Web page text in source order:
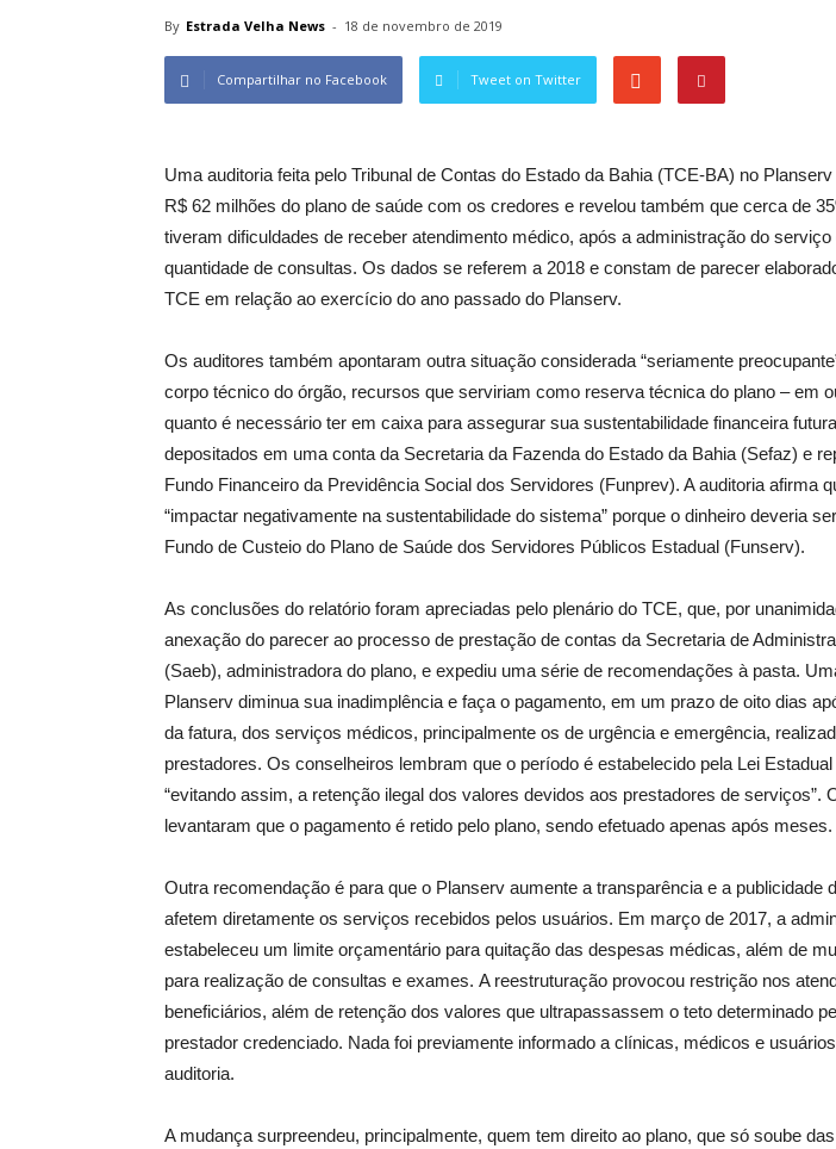
By Estrada Velha News - 18 de novembro de 2019
Compartilhar no Facebook Tweet on Twitter
Uma auditoria feita pelo Tribunal de Contas do Estado da Bahia (TCE-BA) no
R$ 62 milhões do plano de saúde com os credores e revelou também que cerca de
tiveram dificuldades de receber atendimento médico, após a administração do
quantidade de consultas. Os dados se referem a 2018 e constam de parecer
TCE em relação ao exercício do ano passado do Planserv.
Os auditores também apontaram outra situação considerada “seriamente
corpo técnico do órgão, recursos que serviriam como reserva técnica do plano – em
quanto é necessário ter em caixa para assegurar sua sustentabilidade financeira
depositados em uma conta da Secretaria da Fazenda do Estado da Bahia (Sefaz) e
Fundo Financeiro da Previdência Social dos Servidores (Funprev). A auditoria afirma
“impactar negativamente na sustentabilidade do sistema” porque o dinheiro deveria
Fundo de Custeio do Plano de Saúde dos Servidores Públicos Estadual (Funserv).
As conclusões do relatório foram apreciadas pelo plenário do TCE, que, por
anexação do parecer ao processo de prestação de contas da Secretaria de
(Saeb), administradora do plano, e expediu uma série de recomendações à pasta.
Planserv diminua sua inadimplência e faça o pagamento, em um prazo de oito dias
da fatura, dos serviços médicos, principalmente os de urgência e emergência,
prestadores. Os conselheiros lembram que o período é estabelecido pela Lei Estadual
“evitando assim, a retenção ilegal dos valores devidos aos prestadores de serviços”.
levantaram que o pagamento é retido pelo plano, sendo efetuado apenas após meses.
Outra recomendação é para que o Planserv aumente a transparência e a publicidade
afetem diretamente os serviços recebidos pelos usuários. Em março de 2017, a
estabeleceu um limite orçamentário para quitação das despesas médicas, além de
para realização de consultas e exames. A reestruturação provocou restrição nos
beneficiários, além de retenção dos valores que ultrapassassem o teto determinado
prestador credenciado. Nada foi previamente informado a clínicas, médicos e
auditoria.
A mudança surpreendeu, principalmente, quem tem direito ao plano, que só soube